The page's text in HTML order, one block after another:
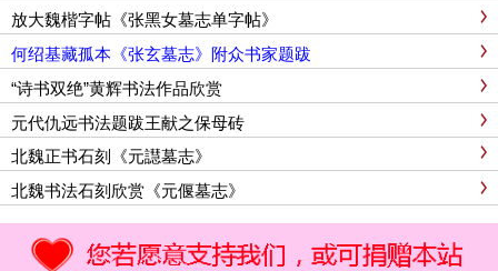
放大魏楷字帖《张黑女墓志单字帖》
何绍基藏孤本《张玄墓志》附众书家题跋
“诗书双绝”黄辉书法作品欣赏
元代仇远书法题跋王献之保母砖
北魏正书石刻《元譿墓志》
北魏书法石刻欣赏《元偃墓志》